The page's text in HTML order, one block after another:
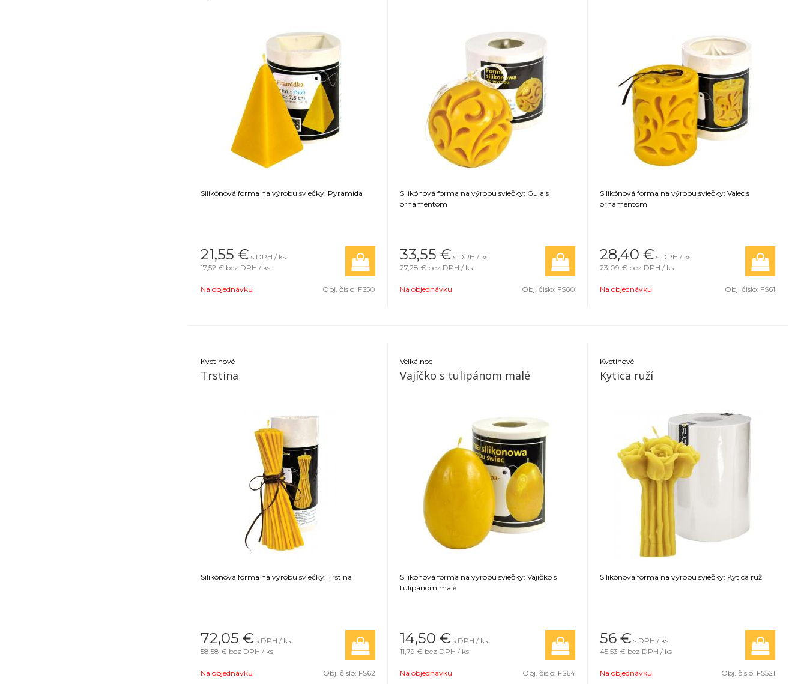
Silikónová forma na výrobu sviečky: Pyramída
21,55 € s DPH / ks
17,52 € bez DPH / ks
Na objednávku Obj. čislo: FS50
Silikónová forma na výrobu sviečky: Guľa s
ornamentom
33,55 € s DPH / ks
27,28 € bez DPH / ks
Na objednávku Obj. čislo: FS60
Silikónová forma na výrobu sviečky: Valec s
ornamentom
28,40 € s DPH / ks
23,09 € bez DPH / ks
Na objednávku Obj. čislo: FS61
Kvetinové
Trstina
Silikónová forma na výrobu sviečky: Trstina
72,05 € s DPH / ks
58,58 € bez DPH / ks
Na objednávku Obj. čislo: FS62
Veľká noc
Vajíčko s tulipánom malé
Silikónová forma na výrobu sviečky: Vajíčko s
tulipánom malé
14,50 € s DPH / ks
11,79 € bez DPH / ks
Na objednávku Obj. čislo: FS64
Kvetinové
Kytica ruží
Silikónová forma na výrobu sviečky: Kytica ruží
56 € s DPH / ks
45,53 € bez DPH / ks
Na objednávku Obj. čislo: FS521